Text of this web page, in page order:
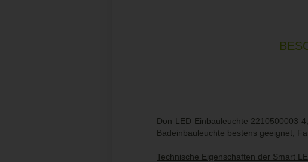
Don LED Einbauleuchte 2210500003
Badeinbauleuchte bestens geeignet,
Technische Eigenschaften der Smart